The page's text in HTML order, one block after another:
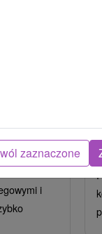
i
zaznaczone